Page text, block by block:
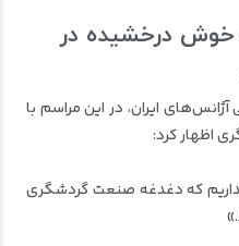
خوش درخشیده در
ایران، در این مراسم با
اظهار کرد:
که دغدغه صنعت گردشگری